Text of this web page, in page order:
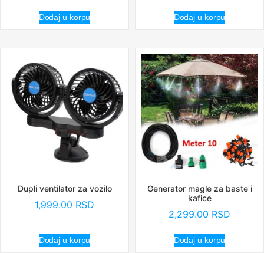
Dodaj u korpu Dodaj u korpu
Dupli ventilator za vozilo
1,999.00 RSD
Dodaj u korpu
Generator magle za baste i
kafice
2,299.00 RSD
Dodaj u korpu